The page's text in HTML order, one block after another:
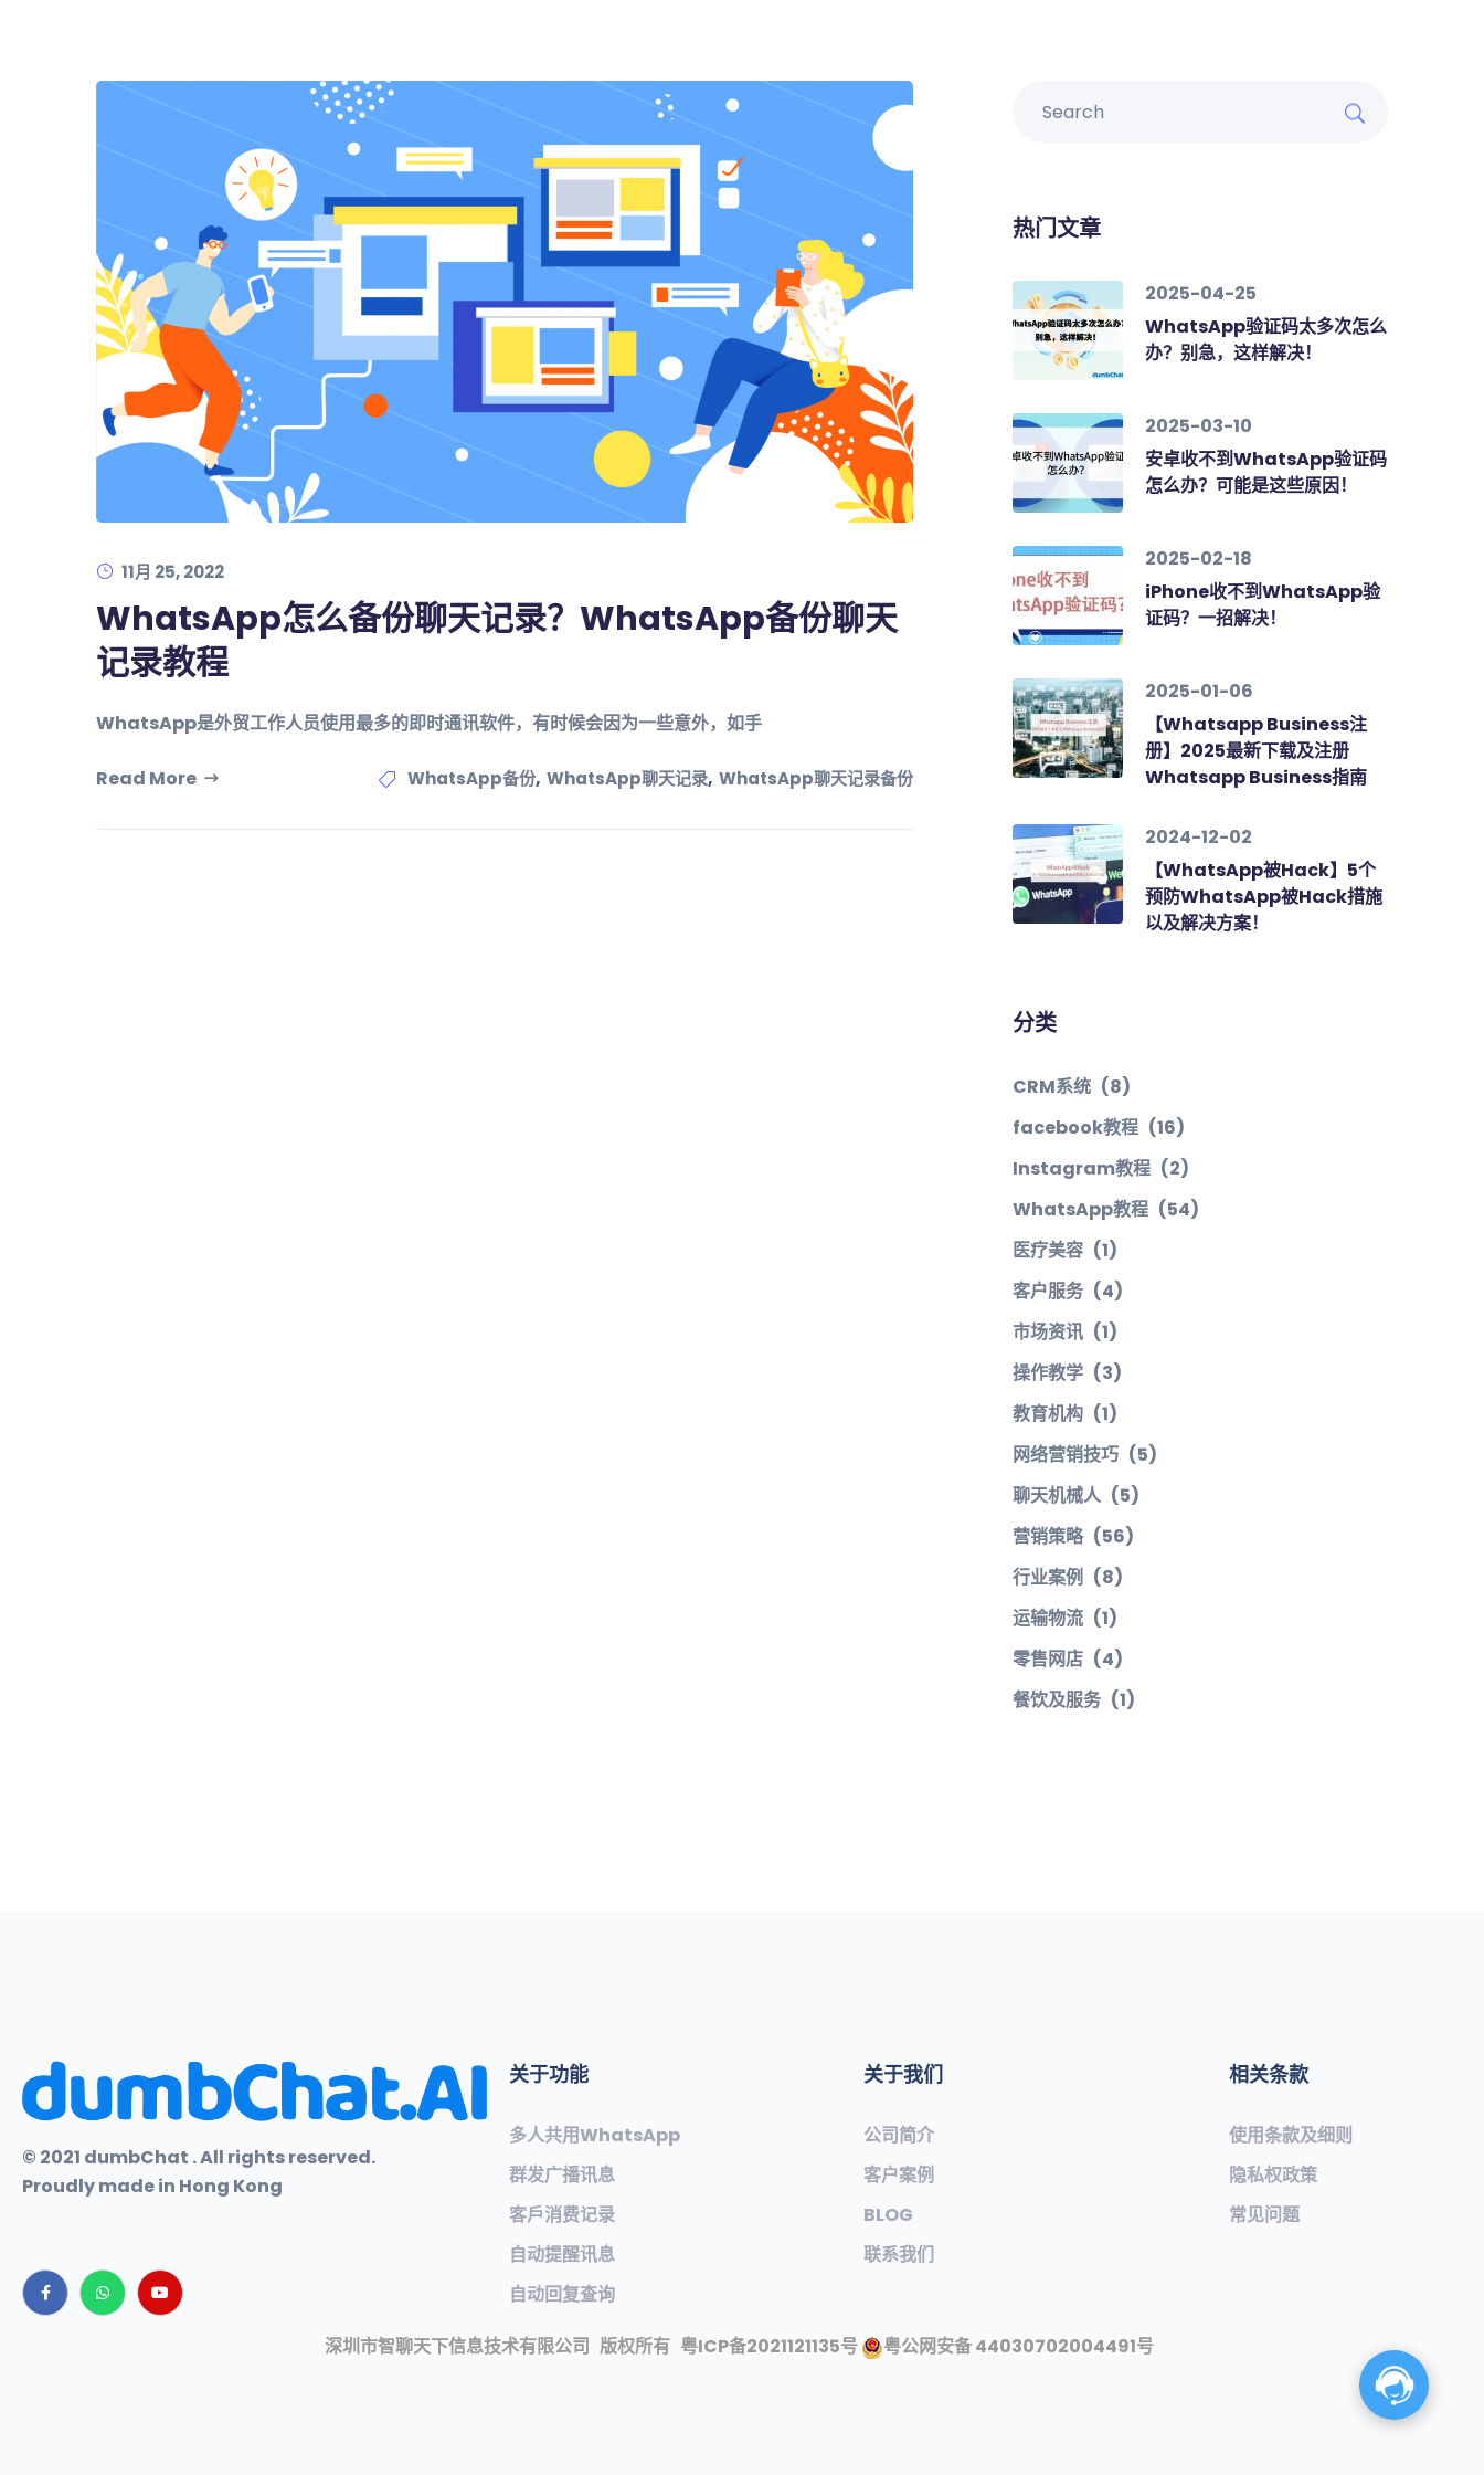
11月 25, 2022
WhatsApp怎么备份聊天记录？WhatsApp备份聊天
记录教程
WhatsApp是外贸工作人员使用最多的即时通讯软件，有时候会因为一些意外，如手
Read More WhatsApp备份, WhatsApp聊天记录, WhatsApp聊天记录备份
热门文章
2025-04-25
WhatsApp验证码太多次怎么
办？别急，这样解决！
2025-03-10
安卓收不到WhatsApp验证码
怎么办？可能是这些原因！
2025-02-18
iPhone收不到WhatsApp验
证码？一招解决！
2025-01-06
【Whatsapp Business注
册】2025最新下载及注册
Whatsapp Business指南
2024-12-02
【WhatsApp被Hack】5个
预防WhatsApp被Hack措施
以及解决方案！
分类
CRM系统 (8)
facebook教程 (16)
Instagram教程 (2)
WhatsApp教程 (54)
医疗美容 (1)
客户服务 (4)
市场资讯 (1)
操作教学 (3)
教育机构 (1)
网络营销技巧 (5)
聊天机械人 (5)
营销策略 (56)
行业案例 (8)
运输物流 (1)
零售网店 (4)
餐饮及服务 (1)
© 2021 dumbChat . All rights reserved.
Proudly made in Hong Kong
关于功能
多人共用WhatsApp
群发广播讯息
客戶消费记录
自动提醒讯息
自动回复查询
关于我们
公司简介
客户案例
BLOG
联系我们
相关条款
使用条款及细则
隐私权政策
常见问题​
深圳市智聊天下信息技术有限公司 版权所有 粤ICP备2021121135号 粤公网安备 44030702004491号